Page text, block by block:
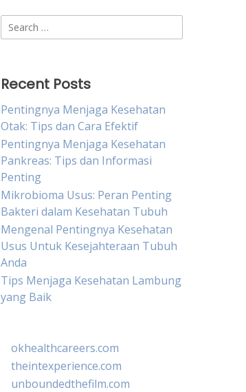
Search
for:
Recent Posts
Pentingnya Menjaga Kesehatan
Otak: Tips dan Cara Efektif
Pentingnya Menjaga Kesehatan
Pankreas: Tips dan Informasi
Penting
Mikrobioma Usus: Peran Penting
Bakteri dalam Kesehatan Tubuh
Mengenal Pentingnya Kesehatan
Usus Untuk Kesejahteraan Tubuh
Anda
Tips Menjaga Kesehatan Lambung
yang Baik
okhealthcareers.com
theintexperience.com
unboundedthefilm.com